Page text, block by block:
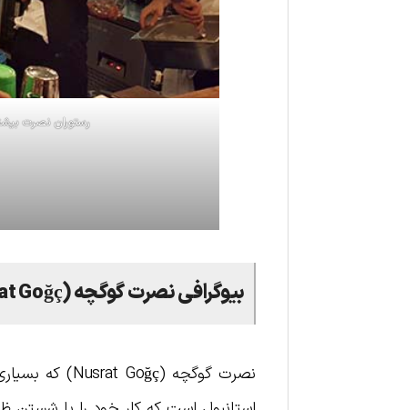
رستوران نصرت
بیوگرافی نصرت گوگچه (Goğç